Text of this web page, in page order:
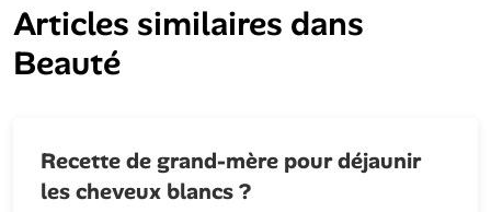
Articles similaires dans
Beauté
Recette de grand-mère pour déjaunir
les cheveux blancs ?